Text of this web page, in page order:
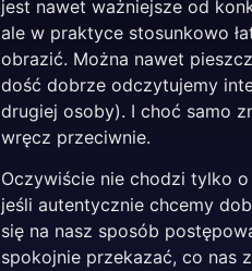
jest nawet ważniejsze od
ale w praktyce stosunkowo
obrazić. Można nawet
dość dobrze odczytujemy
drugiej osoby). I choć samo
wręcz przeciwnie.
Oczywiście nie chodzi tylko
jeśli autentycznie chcemy
się na nasz sposób
spokojnie przekazać, co nas